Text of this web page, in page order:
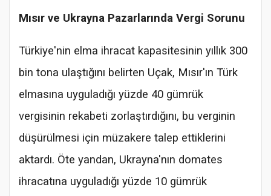
Mısır ve Ukrayna Pazarlarında Vergi Sorunu
Türkiye'nin elma ihracat kapasitesinin yıllık 300
bin tona ulaştığını belirten Uçak, Mısır'ın Türk
elmasına uyguladığı yüzde 40 gümrük
vergisinin rekabeti zorlaştırdığını, bu verginin
düşürülmesi için müzakere talep ettiklerini
aktardı. Öte yandan, Ukrayna'nın domates
ihracatına uyguladığı yüzde 10 gümrük